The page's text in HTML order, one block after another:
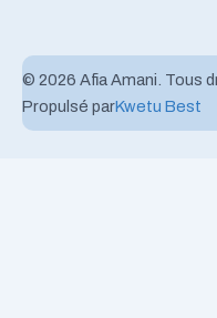
© 2026 Afia Amani. Tous
Propulsé parKwetu Best